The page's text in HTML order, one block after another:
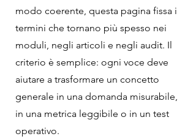
modo coerente, questa pagina fissa i
termini che tornano più spesso nei
moduli, negli articoli e negli audit. Il
criterio è semplice: ogni voce deve
aiutare a trasformare un concetto
generale in una domanda misurabile,
in una metrica leggibile o in un test
operativo.